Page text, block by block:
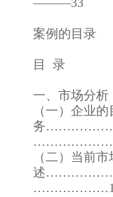
案例的目录
目 录
一、市场分析
（一）企业
务
（二）当前
述